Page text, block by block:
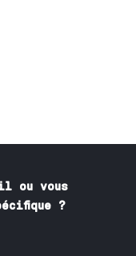
ou vous
?